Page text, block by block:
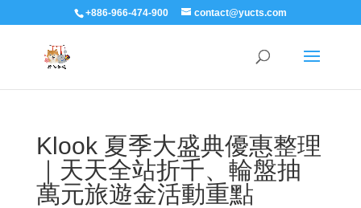
+886-966-474-900 contact@yucts.com
Klook 夏季大盛典優惠整理
｜天天全站折千、輪盤抽
萬元旅遊金活動重點